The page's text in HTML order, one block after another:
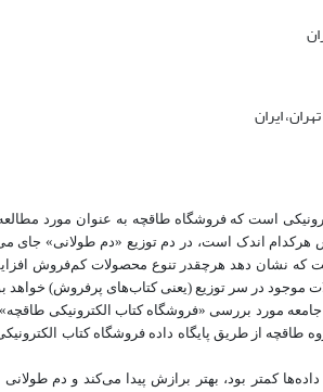
ایران
است که فروشگاه طاقچه به عنوان مورد
اندک است، در دم توزیع «دم طولانی» جای
که نشان دهد هرچقدر تنوع محصولات کم‌فروش
موجود در سر توزیع (یعنی کتاب‏‌های پرفروش) خواهد
مورد بررسی «فروشگاه کتاب الکترونیکی طاقچه»
طاقچه از طریق پایگاه داده فروشگاه کتاب
کمتر بود، بهتر برازش پیدا می‌کند و دم